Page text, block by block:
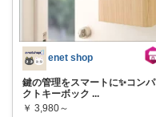
enet shop
鍵の管理をスマートに✨コンパ
クトキーボック ...
￥ 3,980～